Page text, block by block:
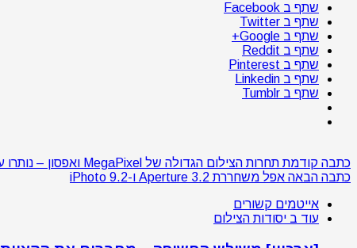
שתף ב Facebook
שתף ב Twitter
שתף ב Google+
שתף ב Reddit
שתף ב Pinterest
שתף ב Linkedin
שתף ב Tumblr
כתבה קודמת תחרות הצילום הגדולה של MegaPixel ואפסון – נותרו עוד יומיים
כתבה הבאה אפל משחררת Aperture 3.2 ו-iPhoto 9.2
אייטמים קשורים
עוד ב יסודות הצילום